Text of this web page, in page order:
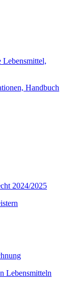
Lebensmittel,
Handbuch
2024/2025
Lebensmitteln